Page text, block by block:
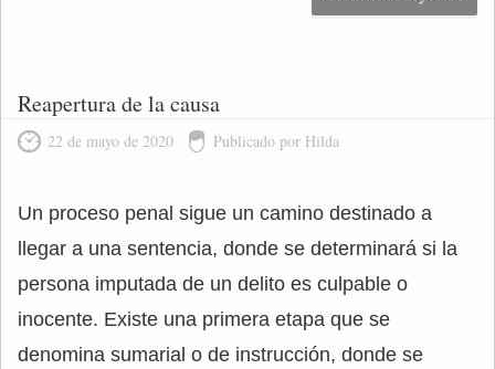
Reapertura de la causa
22 de mayo de 2020 Publicado por Hilda
Un proceso penal sigue un camino destinado a
llegar a una sentencia, donde se determinará si la
persona imputada de un delito es culpable o
inocente. Existe una primera etapa que se
denomina sumarial o de instrucción, donde se